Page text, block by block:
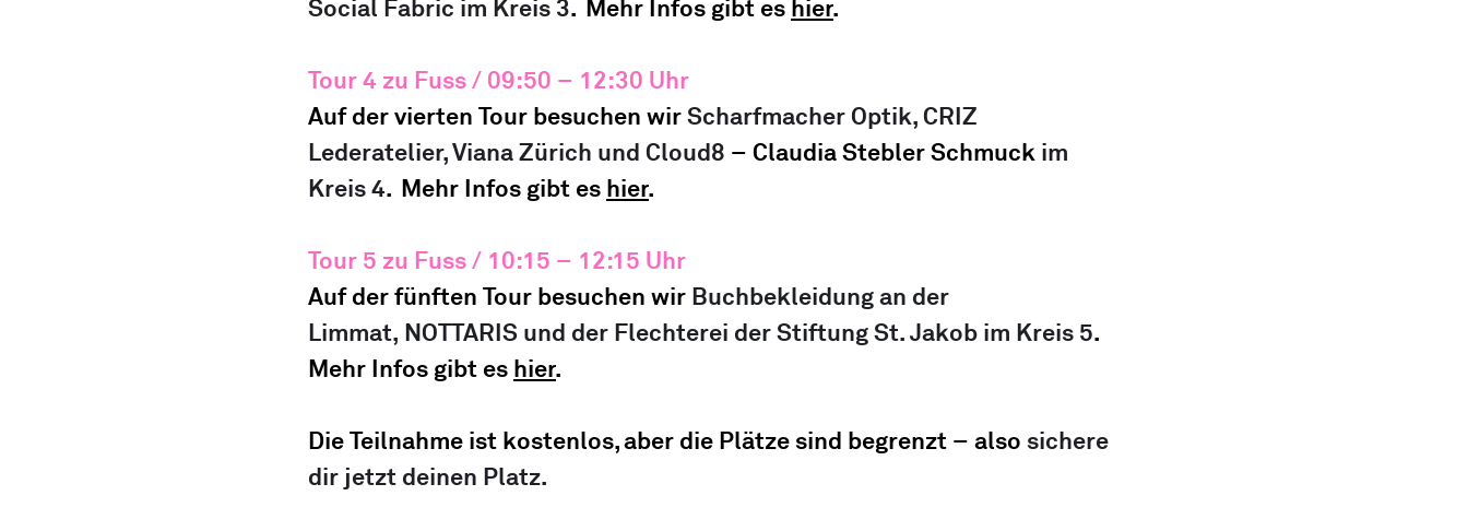
Social Fabric im Kreis 3. Mehr Infos gibt es hier.
Tour 4 zu Fuss / 09:50 – 12:30 Uhr
Auf der vierten Tour besuchen wir Scharfmacher Optik, CRIZ
Lederatelier, Viana Zürich und Cloud8 – Claudia Stebler Schmuck im
Kreis 4. Mehr Infos gibt es hier.
Tour 5 zu Fuss / 10:15 – 12:15 Uhr
Auf der fünften Tour besuchen wir Buchbekleidung an der
Limmat, NOTTARIS und der Flechterei der Stiftung St. Jakob im Kreis 5.
Mehr Infos gibt es hier.
Die Teilnahme ist kostenlos, aber die Plätze sind begrenzt – also sichere
dir jetzt deinen Platz.